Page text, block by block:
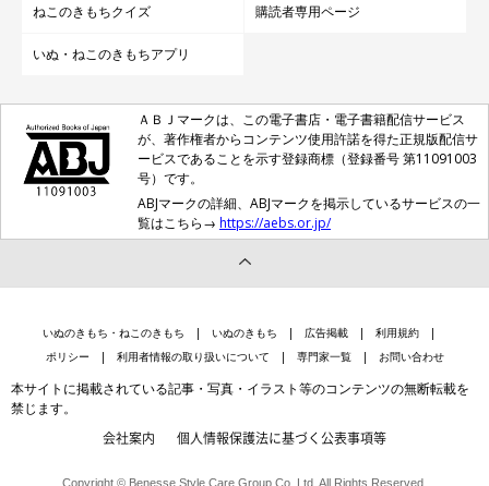
点から、また体重が増え出したら、獣医師に相談しましょう。
ねこのきもちクイズ 購読者専用ページ
いぬ・ねこのきもちアプリ
ＡＢＪマークは、この電子書店・電子書籍配信サービス
が、著作権者からコンテンツ使用許諾を得た正規版配信サ
ービスであることを示す登録商標（登録番号 第11091003
号）です。
ABJマークの詳細、ABJマークを掲示しているサービスの一
覧はこちら→ https://aebs.or.jp/
いぬのきもち・ねこのきもち いぬのきもち 広告掲載
利用規約
ポリシー
利用者情報の取り扱いについて 専門家一覧 お問い合わせ
本サイトに掲載されている記事・写真・イラスト等のコンテンツの無断転載を
禁じます。
会社案内 個人情報保護法に基づく公表事項等
Copyright © Benesse Style Care Group Co.,Ltd. All Rights Reserved.